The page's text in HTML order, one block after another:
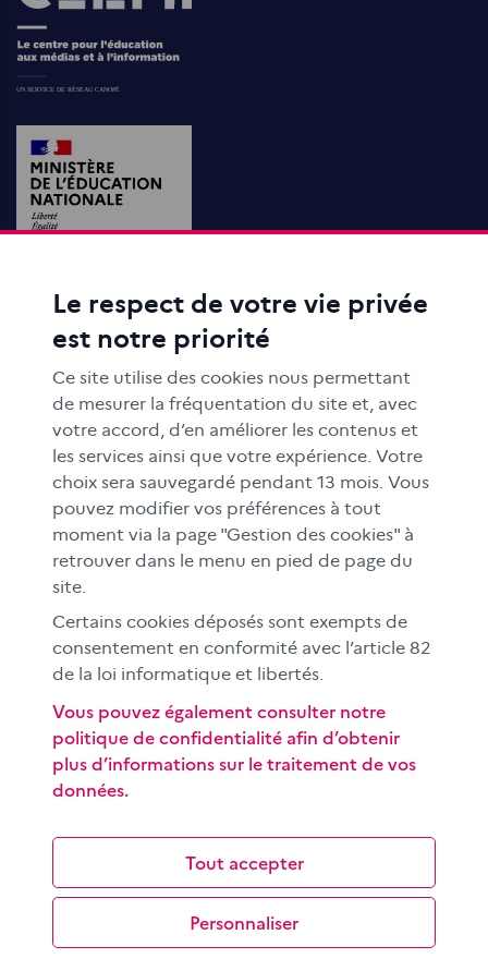
ACTIONS ÉDUCATIVES
FORMATION
RESSOURCES
MÉDIAS SCOLAIRES
FAMILLES
Le CLEMI
En académies
À l'international
CLEMI sup
Espace presse
Si vous souhaitez vous abonner gratuitement à la lettre
d'information mensuelle du CLEMI, cliquezici →
Le respect de votre vie privée
est notre priorité
Ce site utilise des cookies nous permettant
de mesurer la fréquentation du site et, avec
votre accord, d’en améliorer les contenus et
les services ainsi que votre expérience. Votre
choix sera sauvegardé pendant 13 mois. Vous
pouvez modifier vos préférences à tout
moment via la page "Gestion des cookies" à
retrouver dans le menu en pied de page du
site.
Certains cookies déposés sont exempts de
consentement en conformité avec l’article 82
de la loi informatique et libertés.
Tout accepter
Personnaliser
Vous pouvez également consulter notre
politique de confidentialité afin d’obtenir
plus d’informations sur le traitement de vos
données.